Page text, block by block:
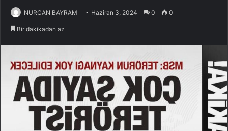
NURCAN BAYRAM Haziran 3, 2024 0 0
Bir dakikadan az